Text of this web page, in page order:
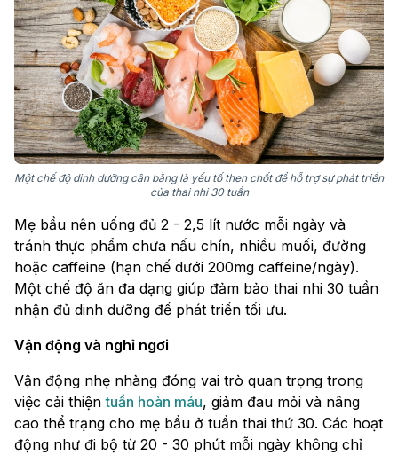
Một chế độ dinh dưỡng cân bằng là yếu tố then chốt để hỗ trợ sự phát triển
của thai nhi 30 tuần
Mẹ bầu nên uống đủ 2 - 2,5 lít nước mỗi ngày và
tránh thực phẩm chưa nấu chín, nhiều muối, đường
hoặc caffeine (hạn chế dưới 200mg caffeine/ngày).
Một chế độ ăn đa dạng giúp đảm bảo thai nhi 30 tuần
nhận đủ dinh dưỡng để phát triển tối ưu.
Vận động và nghỉ ngơi
Vận động nhẹ nhàng đóng vai trò quan trọng trong
việc cải thiệntuần hoàn máu, giảm đau mỏi và nâng
cao thể trạng cho mẹ bầu ở tuần thai thứ 30. Các hoạt
động như đi bộ từ 20 - 30 phút mỗi ngày không chỉ